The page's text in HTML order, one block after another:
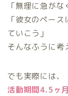
「無理に急がな
「彼女のペー
ていこう」
そんなふうに考
でも実際には、
活動期間4.5ヶ